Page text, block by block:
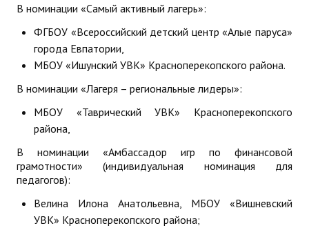
В номинации «Самый активный лагерь»:
ФГБОУ «Всероссийский детский центр «Алые паруса»
города Евпатории,
МБОУ «Ишунский УВК» Красноперекопского района.
В номинации «Лагеря – региональные лидеры»:
МБОУ «Таврический УВК» Красноперекопского
района,
В номинации «Амбассадор игр по финансовой
грамотности» (индивидуальная номинация для
педагогов):
Велина Илона Анатольевна, МБОУ «Вишневский
УВК» Красноперекопского района;